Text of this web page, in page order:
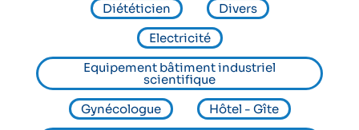
Diététicien
Divers
Electricité
Equipement bâtiment industriel
scientifique
Gynécologue
Hôtel - Gîte